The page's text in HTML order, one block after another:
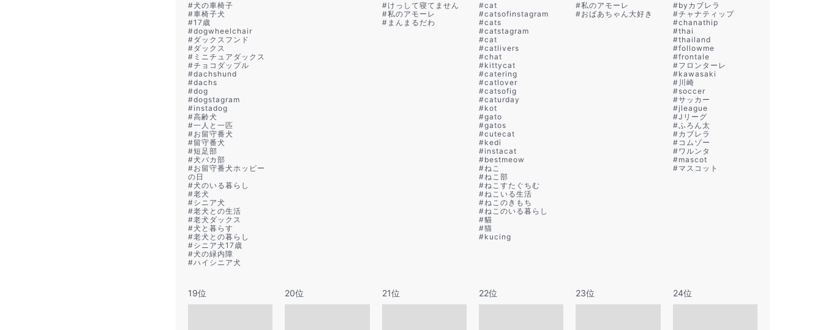
#犬の車椅子
#車椅子犬
#17歳
#dogwheelchair
#ダックスフンド
#ダックス
# ミニチュアダックス
#チョコダップル
#dachshund
#dachs
#dog
#dogstagram
#instadog
#高齢犬
#一人と一匹
#お留守番犬
#留守番犬
#短足部
#犬バカ部
#お留守番犬ホッピー
の日
#犬のいる暮らし
#老犬
#シニア犬
#老犬との生活
#老犬ダックス
#犬と暮らす
#老犬との暮らし
#シニア犬17歳
#犬の緑内障
#ハイシニア犬
#けっして寝てません
#私のアモーレ
# まんまるだわ
#cat
#catsofinstagram
#cats
#catstagram
#cat
#catlivers
#chat
#kittycat
#catering
#catlover
#catsofig
#caturday
#kot
#gato
#gatos
#cutecat
#kedi
#instacat
#bestmeow
#ねこ
#ねこ部
#ねこすたぐちむ
#ねこいる生活
#ねこのきもち
#ねこのいる暮らし
#貓
#猫
#kucing
#私のアモーレ
#おばあちゃん大好き
#byカブレラ
#チャナティップ
#chanathip
#thai
#thailand
#followme
#frontale
#フロンターレ
#kawasaki
# 川崎
#soccer
#サッカー
#jleague
#Jリーグ
#ふろん太
#カブレラ
# コムゾー
#ワルンタ
#mascot
#マスコット
19位 20位 21位 22位 23位 24位